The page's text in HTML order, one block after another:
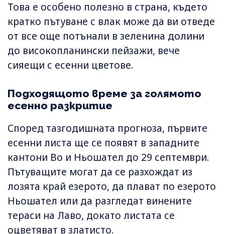
Това е особено полезно в страна, където
кратко пътуване с влак може да ви отведе
от все още потънали в зеленина долини
до високопланински пейзажи, вече
сияещи с есенни цветове.
Подходящото време за голямото
есенно разкритие
Според тазгодишната прогноза, първите
есенни листа ще се появят в западните
кантони Во и Ньошател до 29 септември.
Пътуващите могат да се разхождат из
лозята край езерото, да плават по езерото
Ньошател или да разгледат винените
тераси на Лаво, докато листата се
оцветяват в златисто.